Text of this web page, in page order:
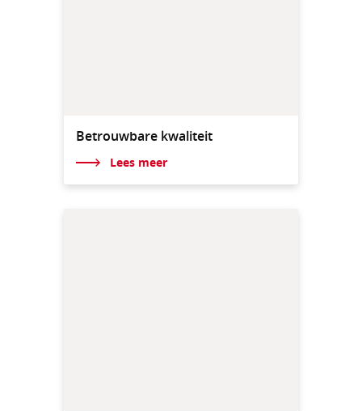
Betrouwbare kwaliteit
Lees meer